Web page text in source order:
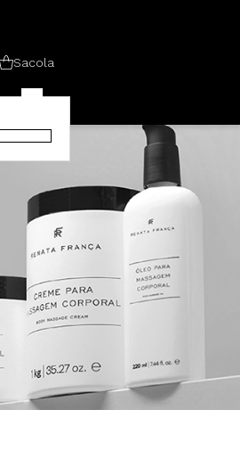
Sacola